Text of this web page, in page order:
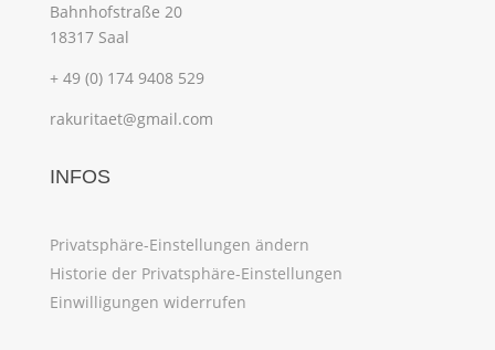
Bahnhofstraße 20
18317 Saal
+ 49 (0) 174 9408 529
rakuritaet@gmail.com
INFOS
Privatsphäre-Einstellungen ändern
Historie der Privatsphäre-Einstellungen
Einwilligungen widerrufen